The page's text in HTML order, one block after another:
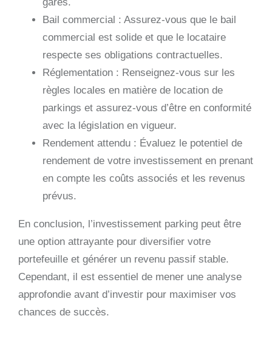
Bail commercial : Assurez-vous que le bail
commercial est solide et que le locataire
respecte ses obligations contractuelles.
Réglementation : Renseignez-vous sur les
règles locales en matière de location de
parkings et assurez-vous d’être en conformité
avec la législation en vigueur.
Rendement attendu : Évaluez le potentiel de
rendement de votre investissement en prenant
en compte les coûts associés et les revenus
prévus.
En conclusion, l’investissement parking peut être
une option attrayante pour diversifier votre
portefeuille et générer un revenu passif stable.
Cependant, il est essentiel de mener une analyse
approfondie avant d’investir pour maximiser vos
chances de succès.